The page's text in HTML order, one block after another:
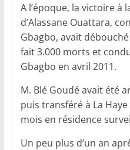
A l’époque, la victoire à
d’Alassane Ouattara,
Gbagbo, avait
fait 3.000 morts et
Gbagbo en avril 2011.
M. Blé Goudé avait été
puis transféré à La
mois en résidence
Un peu plus d’un an